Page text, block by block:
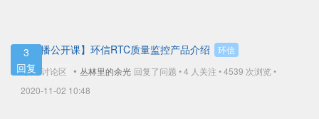
3
回复
【直播公开课】环信RTC质量监控产品介绍
环信
技术讨论区
• 丛林里的余光 回复了问题 • 4 人关注 •4539 次浏览 •
2020-11-02 10:48